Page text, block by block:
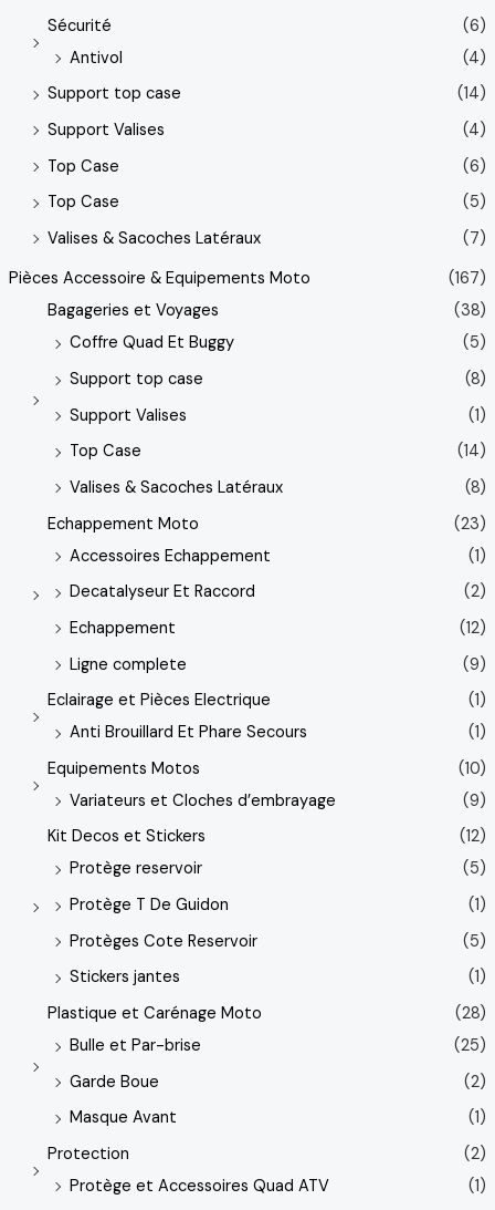
Sécurité
(6)
Antivol
(4)
Support top case
(14)
Support Valises
(4)
Top Case
(6)
Top Case
(5)
Valises & Sacoches Latéraux
(7)
Pièces Accessoire & Equipements Moto
(167)
Bagageries et Voyages
(38)
Coffre Quad Et Buggy
(5)
Support top case
(8)
Support Valises
(1)
Top Case
(14)
Valises & Sacoches Latéraux
(8)
Echappement Moto
(23)
Accessoires Echappement
(1)
Decatalyseur Et Raccord
(2)
Echappement
(12)
Ligne complete
(9)
Eclairage et Pièces Electrique
(1)
Anti Brouillard Et Phare Secours
(1)
Equipements Motos
(10)
Variateurs et Cloches d’embrayage
(9)
Kit Decos et Stickers
(12)
Protège reservoir
(5)
Protège T De Guidon
(1)
Protèges Cote Reservoir
(5)
Stickers jantes
(1)
Plastique et Carénage Moto
(28)
Bulle et Par-brise
(25)
Garde Boue
(2)
Masque Avant
(1)
Protection
(2)
Protège et Accessoires Quad ATV
(1)